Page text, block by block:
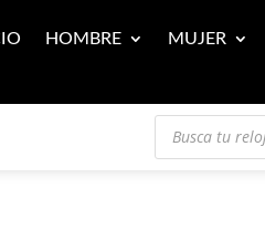
HOMBRE MUJER
Búsqueda
productos